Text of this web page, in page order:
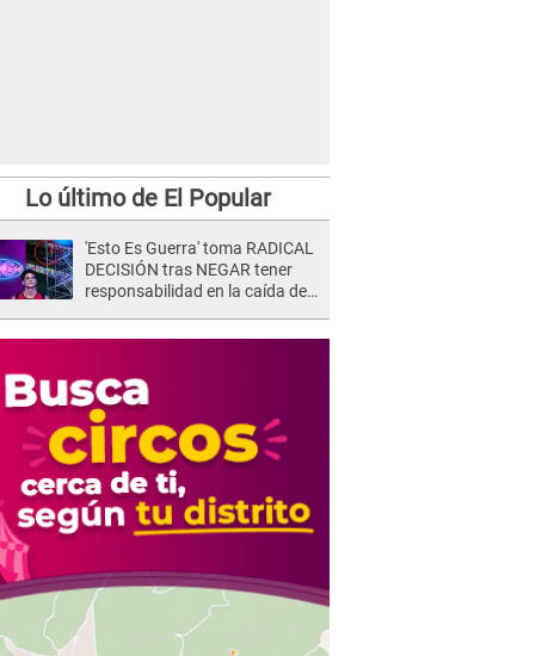
Lo último de El Popular
'Esto Es Guerra' toma RADICAL
DECISIÓN tras NEGAR tener
responsabilidad en la caída de